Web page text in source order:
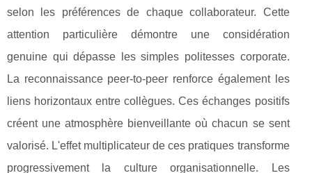
selon les préférences de chaque collaborateur. Cette
attention particulière démontre une considération
genuine qui dépasse les simples politesses corporate.
La reconnaissance peer-to-peer renforce également les
liens horizontaux entre collègues. Ces échanges positifs
créent une atmosphère bienveillante où chacun se sent
valorisé. L'effet multiplicateur de ces pratiques transforme
progressivement la culture organisationnelle. Les